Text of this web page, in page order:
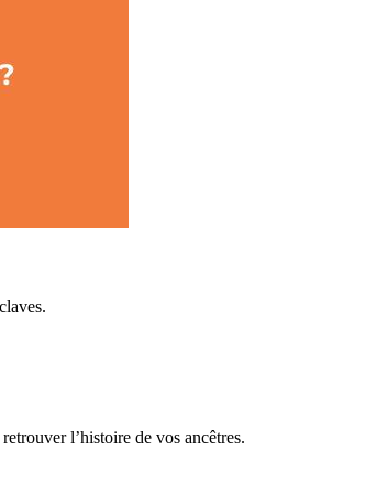
l’histoire de vos ancêtres.